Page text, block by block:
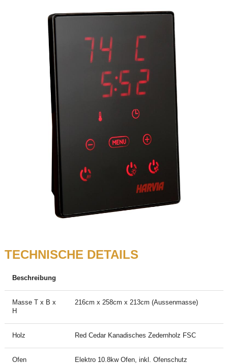
TECHNISCHE DETAILS
Beschreibung
Masse T x B x
H
216cm x 258cm x 213cm (Aussenmasse)
Holz Red Cedar Kanadisches Zedernholz FSC
Ofen Elektro 10.8kw Ofen, inkl. Ofenschutz